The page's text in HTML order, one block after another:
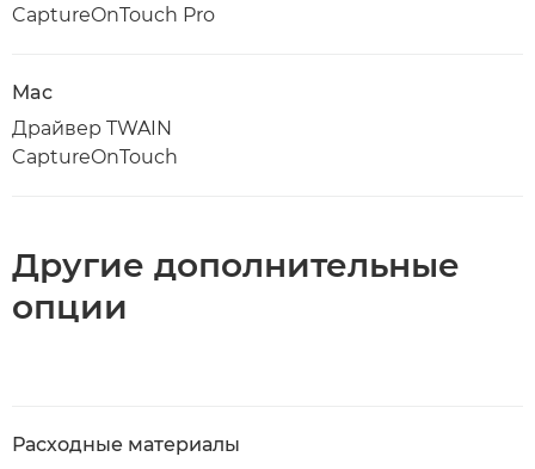
CaptureOnTouch Pro
Mac
Драйвер TWAIN
CaptureOnTouch
Другие дополнительные
опции
Расходные материалы